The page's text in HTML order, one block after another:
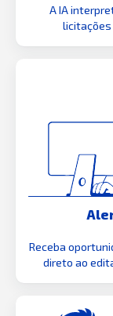
A IA
licitações
Receba
direto ao